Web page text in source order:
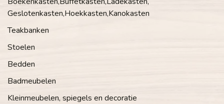
Geslotenkasten,Hoekkasten,Kanokasten
Teakbanken
Stoelen
Bedden
Badmeubelen
Kleinmeubelen, spiegels en decoratie